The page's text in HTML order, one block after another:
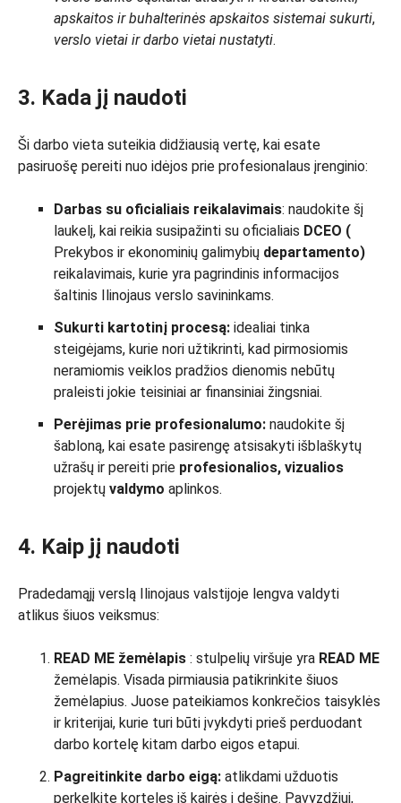
apskaitos ir buhalterinės apskaitos sistemai sukurti,
verslo vietai ir darbo vietai nustatyti.
3. Kada jį naudoti
Ši darbo vieta suteikia didžiausią vertę, kai esate
pasiruošę pereiti nuo idėjos prie profesionalaus įrenginio:
Darbas su oficialiais reikalavimais: naudokite šį
laukelį, kai reikia susipažinti su oficialiais DCEO (
Prekybos ir ekonominių galimybių departamento)
reikalavimais, kurie yra pagrindinis informacijos
šaltinis Ilinojaus verslo savininkams.
Sukurti kartotinį procesą: idealiai tinka
steigėjams, kurie nori užtikrinti, kad pirmosiomis
neramiomis veiklos pradžios dienomis nebūtų
praleisti jokie teisiniai ar finansiniai žingsniai.
Perėjimas prie profesionalumo: naudokite šį
šabloną, kai esate pasirengę atsisakyti išblaškytų
užrašų ir pereiti prie profesionalios, vizualios
projektų valdymo aplinkos.
4. Kaip jį naudoti
Pradedamąjį verslą Ilinojaus valstijoje lengva valdyti
atlikus šiuos veiksmus:
READ ME žemėlapis : stulpelių viršuje yra READ ME
žemėlapis. Visada pirmiausia patikrinkite šiuos
žemėlapius. Juose pateikiamos konkrečios taisyklės
ir kriterijai, kurie turi būti įvykdyti prieš perduodant
darbo kortelę kitam darbo eigos etapui.
Pagreitinkite darbo eigą: atlikdami užduotis
perkelkite korteles iš kairės į dešinę. Pavyzdžiui,